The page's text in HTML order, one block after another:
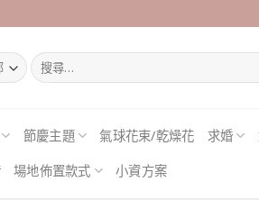
搜
尋
字:
節慶主題 氣球花束/乾燥花 求婚
場地佈置款式 小資方案